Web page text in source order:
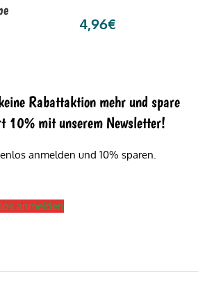
4,96€
Rabattaktion mehr und spare
10% mit unserem Newsletter!
anmelden und 10% sparen.
anmelden